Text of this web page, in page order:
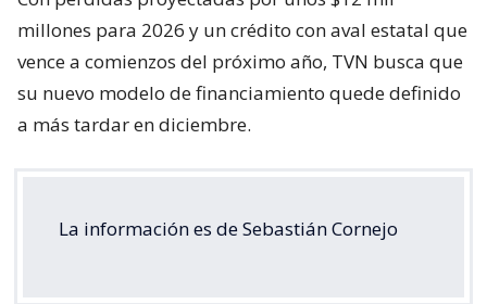
millones para 2026 y un crédito con aval estatal que
vence a comienzos del próximo año, TVN busca que
su nuevo modelo de financiamiento quede definido
a más tardar en diciembre.
La información es de Sebastián Cornejo